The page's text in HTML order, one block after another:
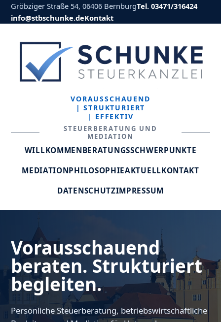
Gröbziger Straße 54, 06406 BernburgTel. 03471/316424
info@stbschunke.deKontakt
VORAUSSCHAUEND
| STRUKTURIERT
| EFFEKTIV
STEUERBERATUNG UND
MEDIATION
WILLKOMMENBERATUNGSSCHWERPUNKTE
MEDIATIONPHILOSOPHIEAKTUELLKONTAKT
DATENSCHUTZIMPRESSUM
Vorausschauend
beraten. Strukturiert
begleiten.
Persönliche Steuerberatung, betriebswirtschaftliche